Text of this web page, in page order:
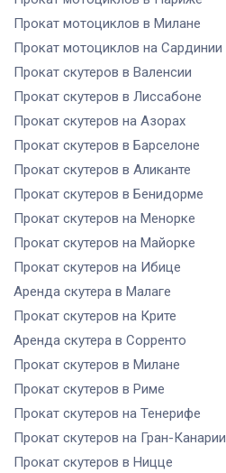
Прокат мотоциклов в Милане
Прокат мотоциклов на Сардинии
Прокат скутеров в Валенсии
Прокат скутеров в Лиссабоне
Прокат скутеров на Азорах
Прокат скутеров в Барселоне
Прокат скутеров в Аликанте
Прокат скутеров в Бенидорме
Прокат скутеров на Менорке
Прокат скутеров на Майорке
Прокат скутеров на Ибице
Аренда скутера в Малаге
Прокат скутеров на Крите
Аренда скутера в Сорренто
Прокат скутеров в Милане
Прокат скутеров в Риме
Прокат скутеров на Тенерифе
Прокат скутеров на Гран-Канарии
Прокат скутеров в Ницце